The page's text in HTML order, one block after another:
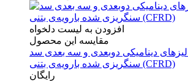
افزودن به لیست دلخواه
مقایسه این محصول
دینامیکی‌ دوبعدی‌ و‌ سه بعدی‌ سد
سنگریزی‌ شده با‌رویه‌ی‌ بتنی‌ (CFRD)
رایگان